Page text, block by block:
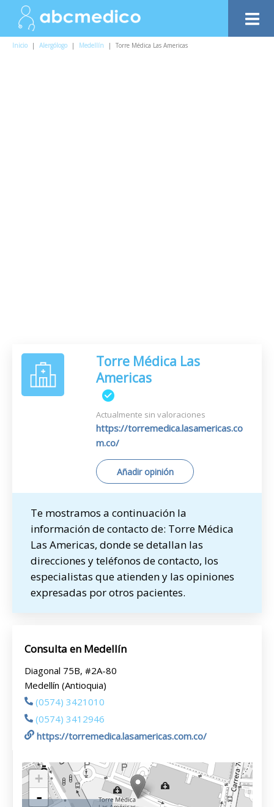
Inicio | Alergólogo | Medellín | Torre Médica Las Americas
Torre Médica Las
Americas
Actualmente sin valoraciones
https://torremedica.lasamericas.co
m.co/
Añadir opinión
Te mostramos a continuación la
información de contacto de: Torre Médica
Las Americas, donde se detallan las
direcciones y teléfonos de contacto, los
especialistas que atienden y las opiniones
expresadas por otros pacientes.
Consulta en Medellín
Diagonal 75B, #2A-80
Medellín (Antioquia)
(0574) 3421010
(0574) 3412946
https://torremedica.lasamericas.com.co/
+
-